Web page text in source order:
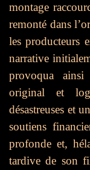
montage
remonté dans
les producteurs
narrative
provoqua
original et
désastreuses et
soutiens
profonde et,
tardive de son